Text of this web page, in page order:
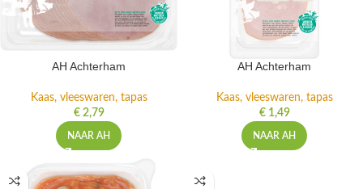
AH Achterham
Kaas, vleeswaren, tapas
€2,79
NAAR AH
AH Achterham
Kaas, vleeswaren, tapas
€1,49
NAAR AH